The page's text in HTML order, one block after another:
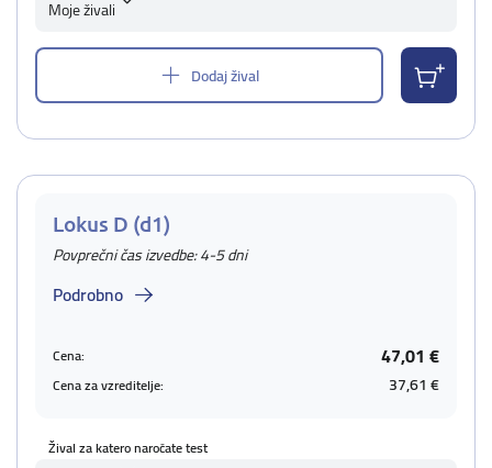
Moje živali
Dodaj žival
Lokus D (d1)
Povprečni čas izvedbe: 4-5 dni
Podrobno
Cena: 47,01 €
Cena za vzreditelje: 37,61 €
Žival za katero naročate test